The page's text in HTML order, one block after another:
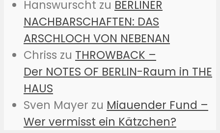
Hanswurscht zu BERLINER
NACHBARSCHAFTEN: DAS
ARSCHLOCH VON NEBENAN
Chriss zu THROWBACK –
Der NOTES OF BERLIN-Raum in THE
HAUS
Sven Mayer zu Miauender Fund –
Wer vermisst ein Kätzchen?